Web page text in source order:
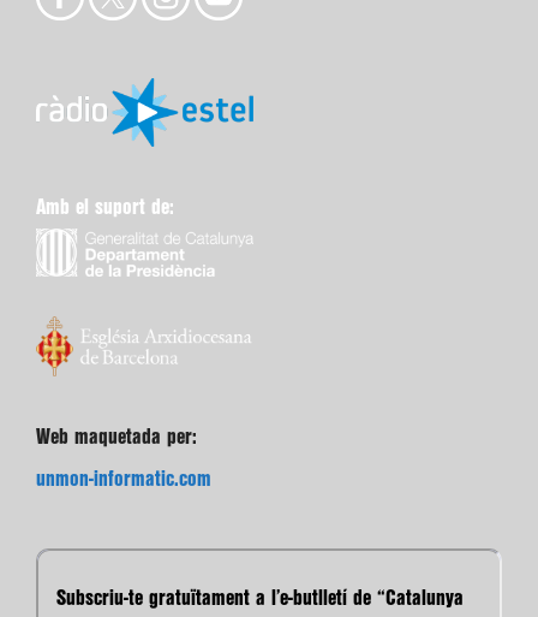
Amb el suport de:
Web maquetada per:
unmon-informatic.com
Subscriu-te gratuïtament a l’e-butlletí de “Catalunya